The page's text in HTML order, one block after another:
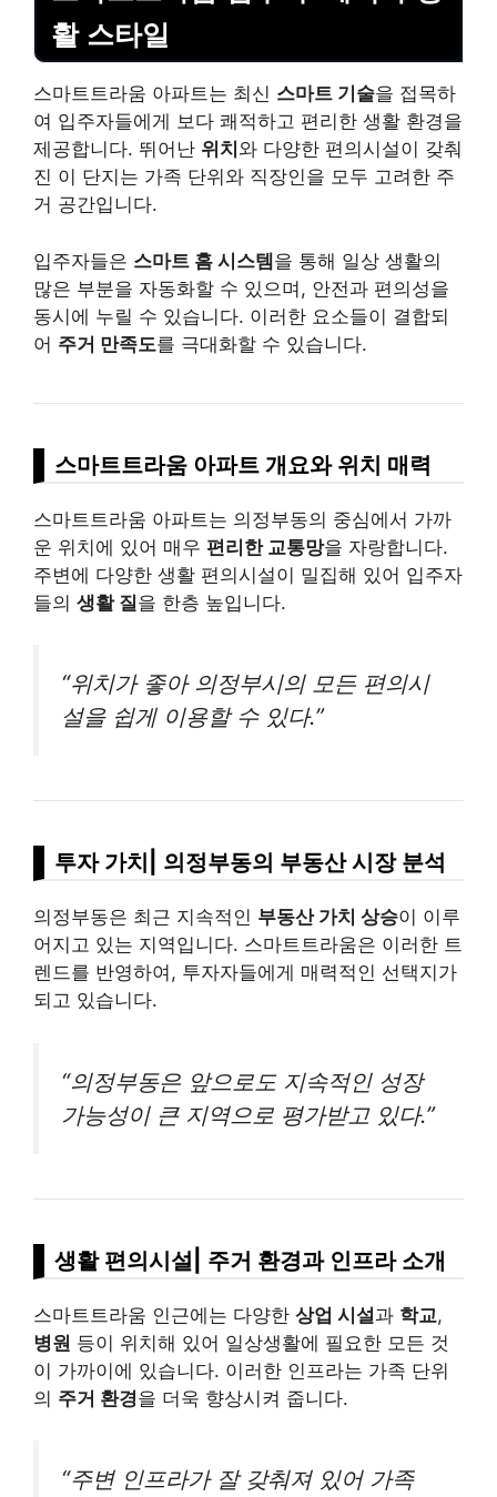
활 스타일
스마트트라움 아파트는 최신 스마트 기술을 접목하
여 입주자들에게 보다 쾌적하고 편리한 생활 환경을
제공합니다. 뛰어난 위치 와 다양한 편의시설이 갖춰
진 이 단지는 가족 단위와 직장인을 모두 고려한 주
거 공간입니다.
입주자들은 스마트 홈 시스템을 통해 일상 생활의
많은 부분을 자동화할 수 있으며, 안전과 편의성을
동시에 누릴 수 있습니다. 이러한 요소들이 결합되
어 주거 만족도를 극대화할 수 있습니다.
스마트트라움 아파트 개요와 위치 매력
스마트트라움 아파트는 의정부동의 중심에서 가까
운 위치에 있어 매우 편리한 교통망을 자랑합니다.
주변에 다양한 생활 편의시설이 밀집해 있어 입주자
들의 생활 질을 한층 높입니다.
“위치가 좋아 의정부시의 모든 편의시
설을 쉽게 이용할 수 있다.”
투자 가치| 의정부동의 부동산 시장 분석
의정부동은 최근 지속적인 부동산 가치 상승이 이루
어지고 있는 지역입니다. 스마트트라움은 이러한 트
렌드를 반영하여, 투자자들에게 매력적인 선택지가
되고 있습니다.
“의정부동은 앞으로도 지속적인 성장
가능성이 큰 지역으로 평가받고 있다.”
생활 편의시설| 주거 환경과 인프라 소개
스마트트라움 인근에는 다양한 상업 시설과 학교,
병원 등이 위치해 있어 일상생활에 필요한 모든 것
이 가까이에 있습니다. 이러한 인프라는 가족 단위
의 주거 환경을 더욱 향상시켜 줍니다.
“주변 인프라가 잘 갖춰져 있어 가족